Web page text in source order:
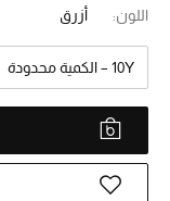
ما وصلنا حديثاً
الموسم الجديد
النساء
الحقائب النسائية
اللون: أزرق
10Y – الكمية محدودة